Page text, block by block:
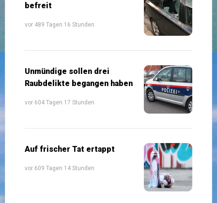
befreit
vor 489 Tagen 16 Stunden
Unmündige sollen drei
Raubdelikte begangen haben
vor 604 Tagen 17 Stunden
Auf frischer Tat ertappt
vor 609 Tagen 14 Stunden